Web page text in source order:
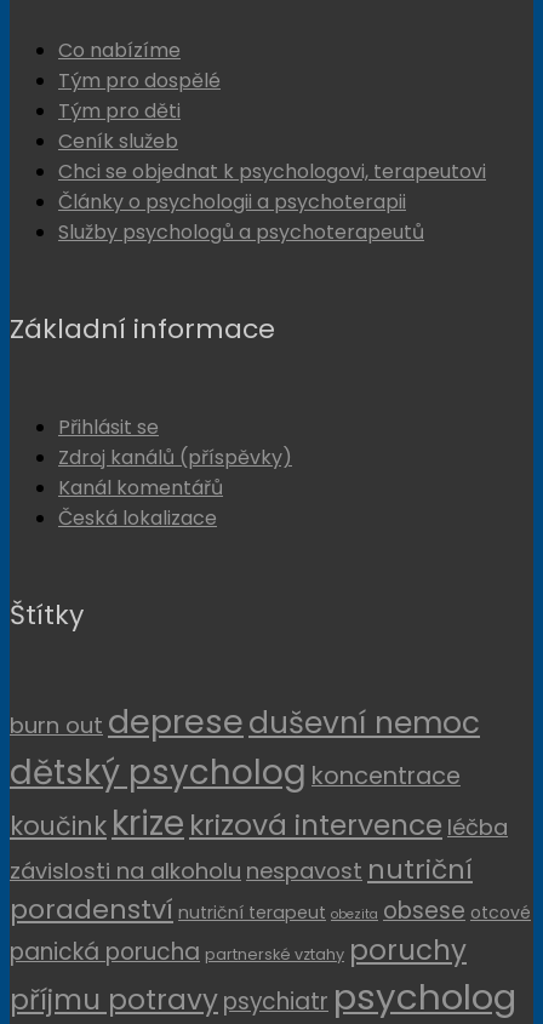
Co nabízíme
Tým pro dospělé
Tým pro děti
Ceník služeb
Chci se objednat k psychologovi, terapeutovi
Články o psychologii a psychoterapii
Služby psychologů a psychoterapeutů
Základní informace
Přihlásit se
Zdroj kanálů (příspěvky)
Kanál komentářů
Česká lokalizace
Štítky
burn out depreseduševní nemoc
dětský psycholog koncentrace
koučink krize krizová intervence léčba
závislosti na alkoholu nespavost nutriční
poradenství nutriční terapeut obezita obsese otcové
panická porucha partnerské vztahy poruchy
příjmu potravypsychiatr psycholog